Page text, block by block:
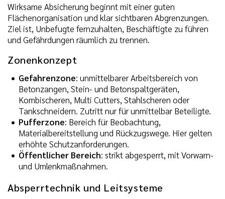
Wirksame Absicherung beginnt mit einer guten
Flächenorganisation und klar sichtbaren Abgrenzungen.
Ziel ist, Unbefugte fernzuhalten, Beschäftigte zu führen
und Gefährdungen räumlich zu trennen.
Zonenkonzept
Gefahrenzone: unmittelbarer Arbeitsbereich von
Betonzangen, Stein- und Betonspaltgeräten,
Kombischeren, Multi Cutters, Stahlscheren oder
Tankschneidern. Zutritt nur für unmittelbar Beteiligte.
Pufferzone: Bereich für Beobachtung,
Materialbereitstellung und Rückzugswege. Hier gelten
erhöhte Schutzanforderungen.
Öffentlicher Bereich: strikt abgesperrt, mit Vorwarn-
und Umlenkmaßnahmen.
Absperrtechnik und Leitsysteme